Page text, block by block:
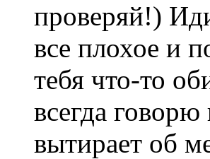
проверяй!)
все плохое и
тебя что-то
всегда
вытирает об